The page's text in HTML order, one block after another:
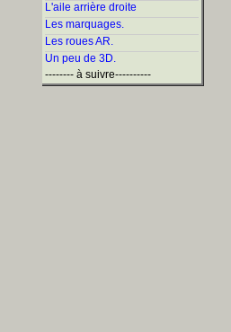
L'aile arrière droite
Les marquages.
Les roues AR.
Un peu de 3D.
-------- à suivre----------